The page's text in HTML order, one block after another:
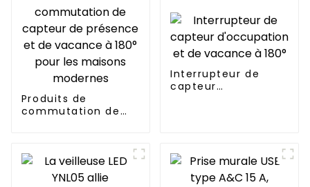
Produits de
commutation de
pour les maisons
modernes
Interrupteur de
capteur